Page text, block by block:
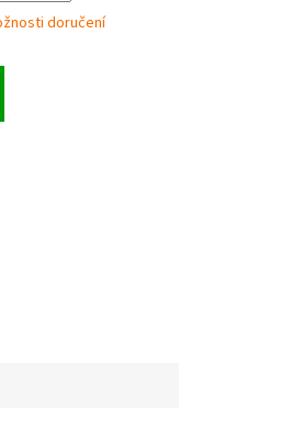
doručení